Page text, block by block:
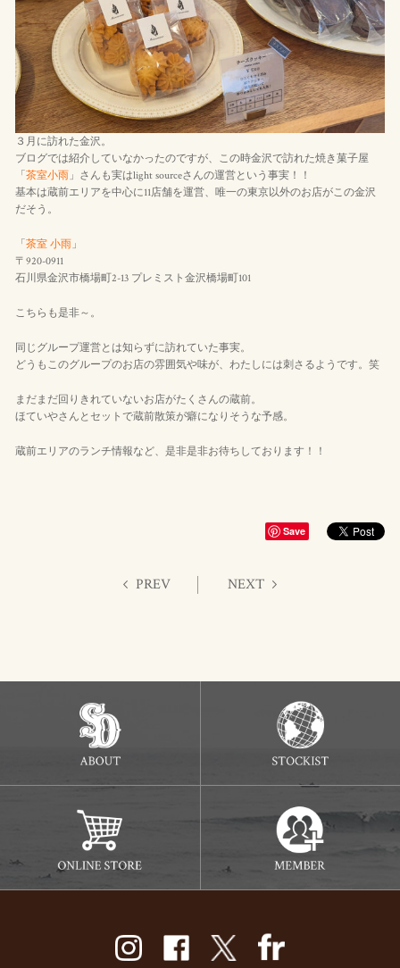
３月に訪れた金沢。
ブログでは紹介していなかったのですが、この時金沢で訪れた焼き菓子屋
「 茶室小雨」さんも実はlight sourceさんの運営という事実！！
基本は蔵前エリアを中心に11店舗を運営、唯一の東京以外のお店がこの金沢
だそう。
「 茶室 小雨」
〒920-0911
石川県金沢市橋場町2-13 プレミスト金沢橋場町101
こちらも是非～。
同じグループ運営とは知らずに訪れていた事実。
どうもこのグループのお店の雰囲気や味が、わたしには刺さるようです。笑
まだまだ回りきれていないお店がたくさんの蔵前。
ほていやさんとセットで蔵前散策が癖になりそうな予感。
蔵前エリアのランチ情報など、是非是非お待ちしております！！
Save
PREV NEXT